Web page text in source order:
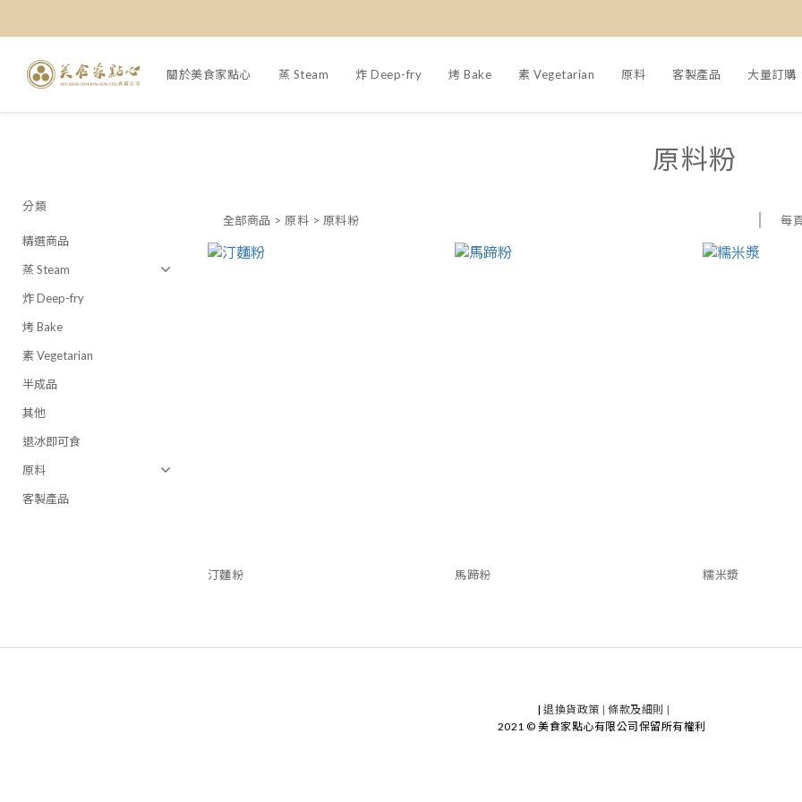
關於美食家點心 蒸 Steam 炸 Deep-fry 烤 Bake 素 Vegetarian 原料 客製產品 大量訂購
分類
精選商品
蒸 Steam
炸 Deep-fry
烤 Bake
素 Vegetarian
半成品
其他
退冰即可食
原料
客製產品
原料粉
全部商品 > 原料 > 原料粉 每
汀麵粉 馬蹄粉 糯米漿
|退換貨政策 |條款及細則 |
2021 © 美食家點心有限公司保留所有權利